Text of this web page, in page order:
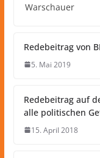
Warschauer
Redebeitrag von
5. Mai 2019
Redebeitrag auf
alle politischen
15. April 2018